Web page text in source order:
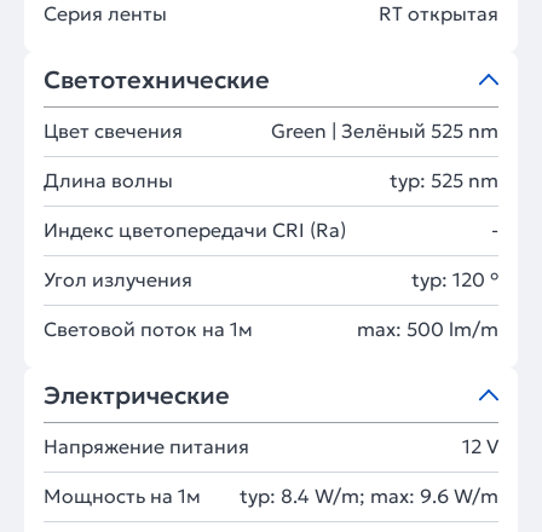
Серия ленты RT открытая
Светотехнические
Цвет свечения Green | Зелёный 525 nm
Длина волны typ: 525 nm
Индекс цветопередачи CRI (Ra) -
Угол излучения typ: 120 °
Световой поток на 1м max: 500 lm/m
Электрические
Напряжение питания 12 V
Мощность на 1м typ: 8.4 W/m; max: 9.6 W/m